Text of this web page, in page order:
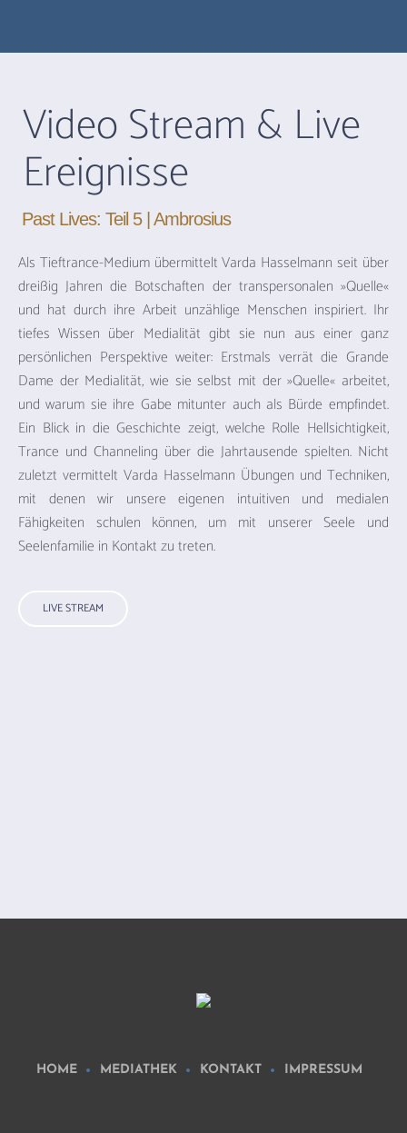
Video Stream & Live
Ereignisse
Past Lives: Teil 5 | Ambrosius
Als Tieftrance-Medium übermittelt Varda Hasselmann seit über
dreißig Jahren die Botschaften der transpersonalen »Quelle«
und hat durch ihre Arbeit unzählige Menschen inspiriert. Ihr
tiefes Wissen über Medialität gibt sie nun aus einer ganz
persönlichen Perspektive weiter: Erstmals verrät die Grande
Dame der Medialität, wie sie selbst mit der »Quelle« arbeitet,
und warum sie ihre Gabe mitunter auch als Bürde empfindet.
Ein Blick in die Geschichte zeigt, welche Rolle Hellsichtigkeit,
Trance und Channeling über die Jahrtausende spielten. Nicht
zuletzt vermittelt Varda Hasselmann Übungen und Techniken,
mit denen wir unsere eigenen intuitiven und medialen
Fähigkeiten schulen können, um mit unserer Seele und
Seelenfamilie in Kontakt zu treten.
LIVE STREAM
HOME MEDIATHEK KONTAKT IMPRESSUM